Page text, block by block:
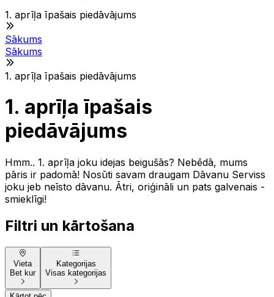
1. aprīļa īpašais piedāvājums
Sākums
Sākums
1. aprīļa īpašais piedāvājums
1. aprīļa īpašais
piedāvājums
Hmm.. 1. aprīļa joku idejas beigušās? Nebēdā, mums
pāris ir padomā! Nosūti savam draugam Dāvanu Serviss
joku jeb neīsto dāvanu. Ātri, oriģināli un pats galvenais -
smieklīgi!
Filtri un kārtošana
Vieta
Bet kur
Kategorijas
Visas kategorijas